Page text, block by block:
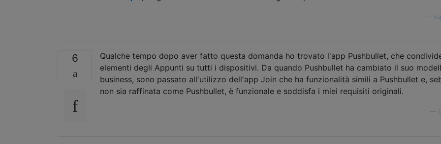
6
Qualche tempo dopo aver fatto questa domanda ho trovato l'app Pushbullet, che
elementi degli Appunti su tutti i dispositivi. Da quando Pushbullet ha cambiato il suo
business, sono passato all'utilizzo dell'app Join che ha funzionalità simili a Pushbullet e,
non sia raffinata come Pushbullet, è funzionale e soddisfa i miei requisiti originali.